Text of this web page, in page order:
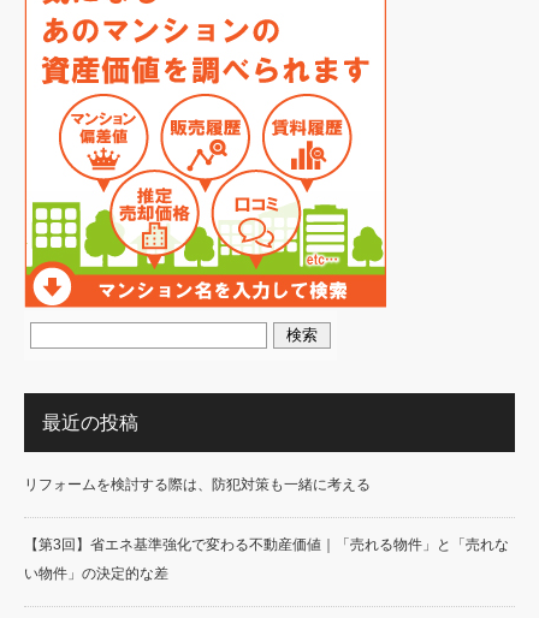
最近の投稿
リフォームを検討する際は、防犯対策も一緒に考える
【第3回】省エネ基準強化で変わる不動産価値｜「売れる物件」と「売れな
い物件」の決定的な差